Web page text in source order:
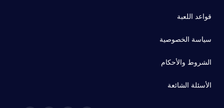
قواعد اللعبة
سياسة الخصوصية
الشروط والأحكام
الأسئلة الشائعة